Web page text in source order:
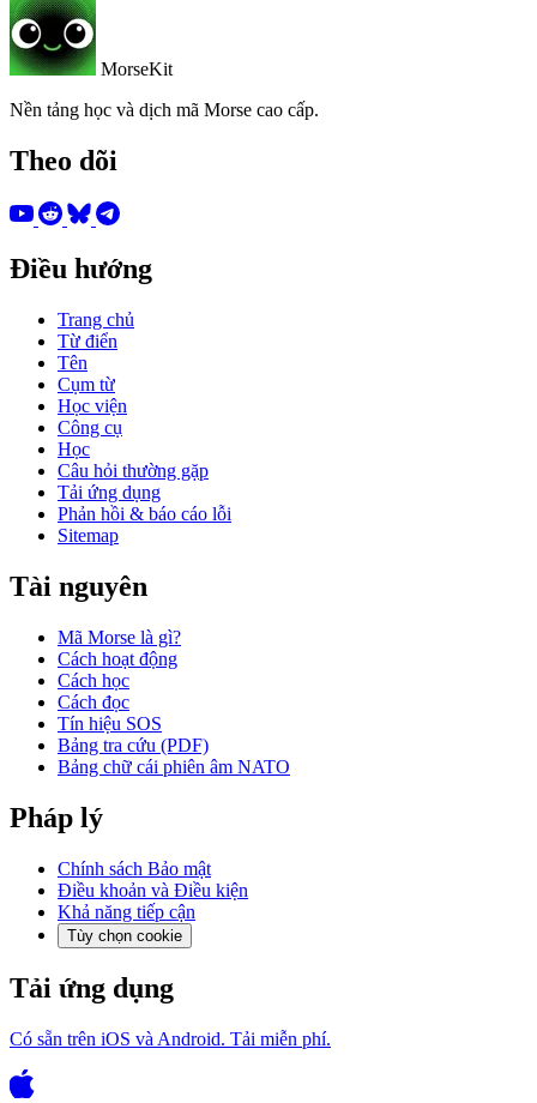
MorseKit
Nền tảng học và dịch mã Morse cao cấp.
Theo dõi
Điều hướng
Trang chủ
Từ điển
Tên
Cụm từ
Học viện
Công cụ
Học
Câu hỏi thường gặp
Tải ứng dụng
Phản hồi & báo cáo lỗi
Sitemap
Tài nguyên
Mã Morse là gì?
Cách hoạt động
Cách học
Cách đọc
Tín hiệu SOS
Bảng tra cứu (PDF)
Bảng chữ cái phiên âm NATO
Pháp lý
Chính sách Bảo mật
Điều khoản và Điều kiện
Khả năng tiếp cận
Tùy chọn cookie
Tải ứng dụng
Có sẵn trên iOS và Android. Tải miễn phí.